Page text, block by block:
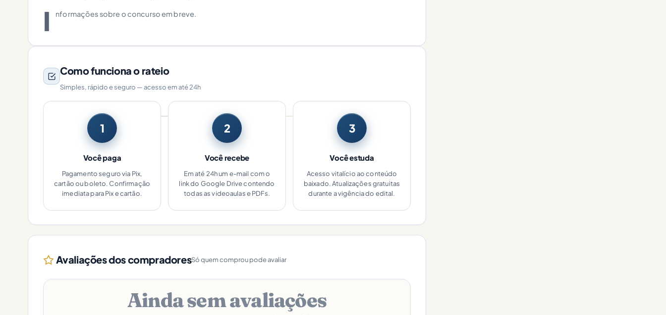
I nformações sobre o concurso em breve.
Como funciona o rateio
Simples, rápido e seguro — acesso em até 24h
1
Você paga
Pagamento seguro via Pix,
cartão ou boleto. Confirmação
imediata para Pix e cartão.
2
Você recebe
Em até 24h um e-mail com o
link do Google Drive contendo
todas as videoaulas e PDFs.
3
Você estuda
Acesso vitalício ao conteúdo
baixado. Atualizações gratuitas
durante a vigência do edital.
Avaliações dos compradoresSó quem comprou pode avaliar
Ainda sem avaliações